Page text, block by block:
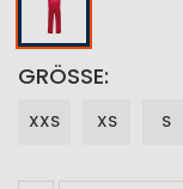
GRÖSSE
XXS XS S